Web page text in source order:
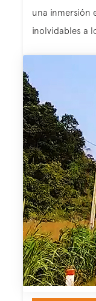
una inmersión
inolvidables a